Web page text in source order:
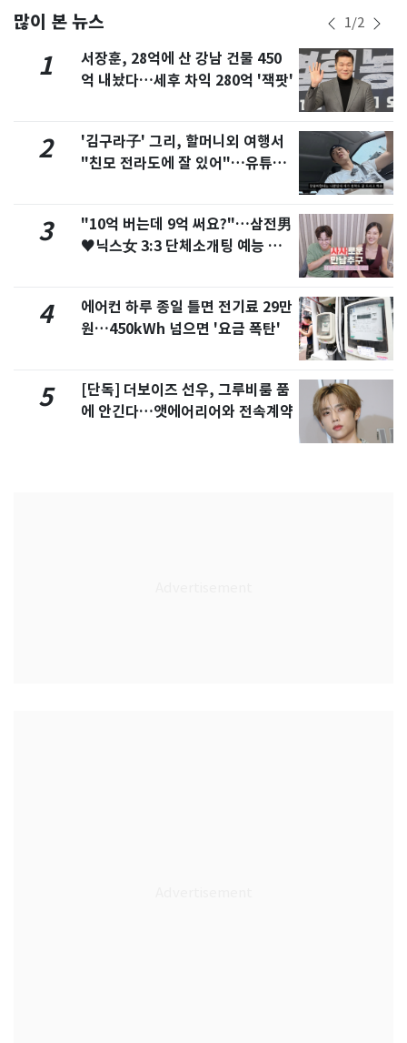
많이 본 뉴스 1/2
1
서장훈, 28억에 산 강남 건물 450
억 내놨다…세후 차익 280억 '잭팟'
2
'김구라子' 그리, 할머니외 여행서
"친모 전라도에 잘 있어"…유튜브
3
"10억 버는데 9억 써요?"…삼전男
♥닉스女 3:3 단체소개팅 예능 화
4
에어컨 하루 종일 틀면 전기료 29만
원…450kWh 넘으면 '요금 폭탄'
5
[단독] 더보이즈 선우, 그루비룸 품
에 안긴다…앳에어리어와 전속계약